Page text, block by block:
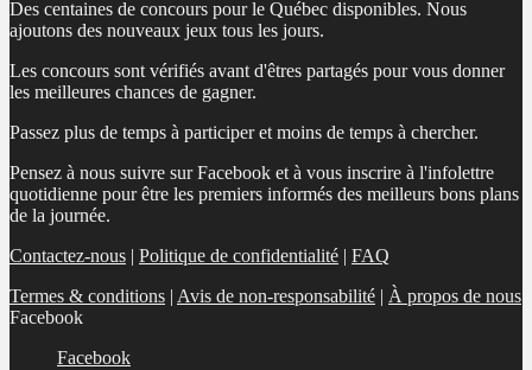
Des centaines de concours pour le Québec disponibles. Nous
ajoutons des nouveaux jeux tous les jours.
Les concours sont vérifiés avant d'êtres partagés pour vous donner
les meilleures chances de gagner.
Passez plus de temps à participer et moins de temps à chercher.
Pensez à nous suivre sur Facebook et à vous inscrire à l'infolettre
quotidienne pour être les premiers informés des meilleurs bons plans
de la journée.
Contactez-nous | Politique de confidentialité | FAQ
Termes & conditions | Avis de non-responsabilité | À propos de nous
Facebook
Facebook